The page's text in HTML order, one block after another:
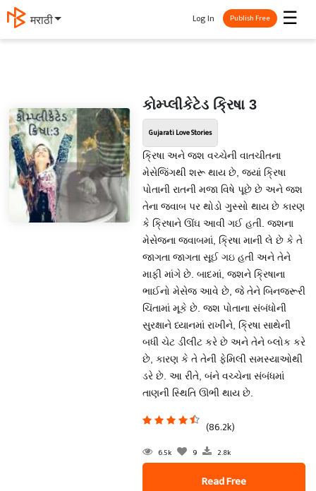
मराठी ☰
Log In Publish Free
કોમ્પ્લીકેટેડ ક્રિષા 3
Gujarati Love Stories
ક્રિષા અને જશ વચ્ચેની વાતચીતના
મેસેજિંગથી શરૂ થાય છે, જ્યાં ક્રિષા
પોતાની રાતની મજા વિષે પૂછે છે અને જશ
તેના જવાબ પર થોડો ગુસ્સો થાય છે કારણ
કે ક્રિષાને ઊંઘ આવી ગઈ હતી. જશના
મેસેજના જવાબમાં, ક્રિષા માની લે છે કે તે
જાગતા જાગતા સૂઈ ગઇ હતી અને તેને
માફી માંગે છે. બાદમાં, જશને ક્રિષાના
ભાઈનો મેસેજ આવે છે, જે તેને બિનજરૂરી
ચિંતામાં મૂકે છે. જશ પોતાના સંબંધોની
સુરક્ષાને ધ્યાનમાં રાખીને, ક્રિષા સાથેની
બધી ચેટ ડીલીટ કરે છે અને તેને બ્લોક કરે
છે, કારણ કે તે તેની ફેમિલી સમસ્યાઓથી
ડરે છે. આ રીતે, બંને વચ્ચેના સંબંધમાં
તાણની સ્થિતિ ઊભી થાય છે.
(86.2k)
6.5k 9 2.8k
Read Free